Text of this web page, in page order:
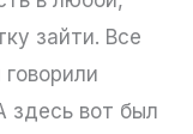
зайти. Все
здесь вот был